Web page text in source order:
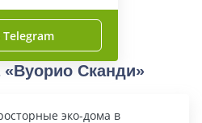
Telegram
Сканди»
эко-дома в